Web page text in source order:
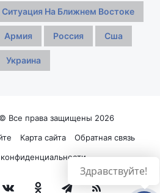
Ситуация На Ближнем Востоке
Армия Россия Сша
Украина
Все права защищены 2026
Карта сайта
Обратная связь
vk.comОдноклассники
Telegram
RSS
Здравствуйте!